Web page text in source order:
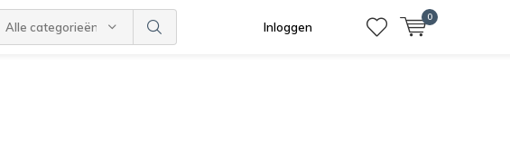
Alle categorieën Inloggen
0